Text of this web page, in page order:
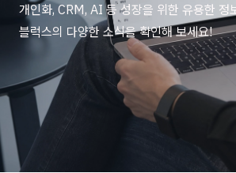
개인화, CRM, AI 등 성장을 위한 유용한 정
블럭스의 다양한 소식을 확인해 보세요!